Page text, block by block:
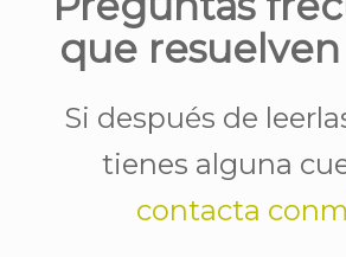
que
Si después de
tienes alguna
contacta